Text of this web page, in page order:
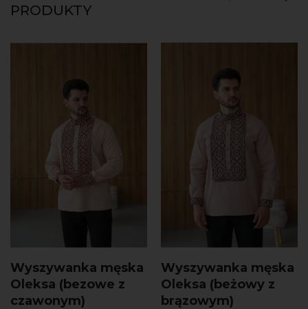
PRODUKTY
Wyszywanka męska
Oleksa (bezowe z
czawonym)
Wyszywanka męska
Oleksa (beżowy z
brązowym)